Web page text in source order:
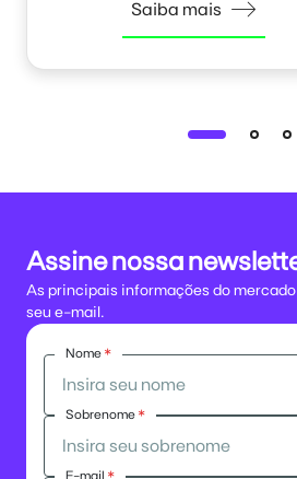
Saiba mais
Assine nossa
As principais informações do
seu e-mail.
Nome *
Sobrenome *
E-mail *